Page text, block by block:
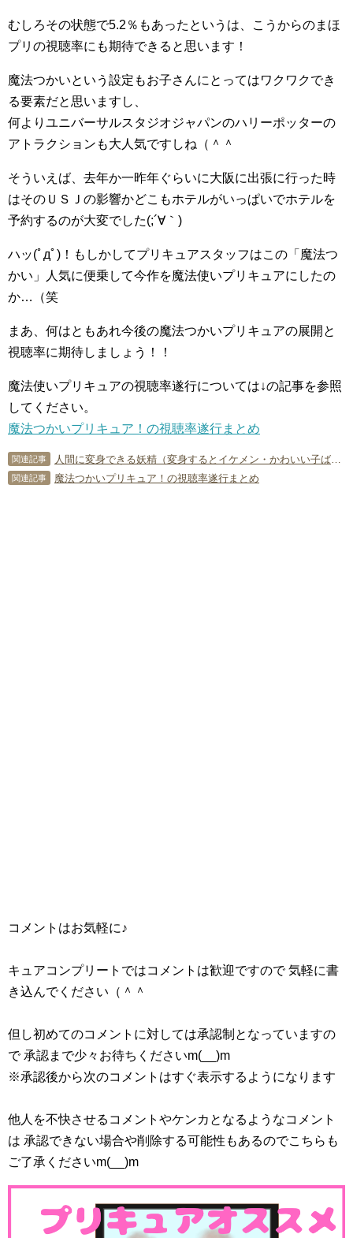
むしろその状態で5.2％もあったというは、こうからのまほ
プリの視聴率にも期待できると思います！
魔法つかいという設定もお子さんにとってはワクワクでき
る要素だと思いますし、
何よりユニバーサルスタジオジャパンのハリーポッターの
アトラクションも大人気ですしね（＾＾
そういえば、去年か一昨年ぐらいに大阪に出張に行った時
はそのＵＳＪの影響かどこもホテルがいっぱいでホテルを
予約するのが大変でした(;´∀｀)
ハッ(ﾟдﾟ)！もしかしてプリキュアスタッフはこの「魔法つ
かい」人気に便乗して今作を魔法使いプリキュアにしたの
か…（笑
まあ、何はともあれ今後の魔法つかいプリキュアの展開と
視聴率に期待しましょう！！
魔法使いプリキュアの視聴率遂行については↓の記事を参照
してください。
魔法つかいプリキュア！の視聴率遂行まとめ
関連記事
関連記事 魔法つかいプリキュア！の視聴率遂行まとめ
コメントはお気軽に♪
キュアコンプリートではコメントは歓迎ですので 気軽に書
き込んでください（＾＾
但し初めてのコメントに対しては承認制となっていますの
で 承認まで少々お待ちくださいm(__)m
※承認後から次のコメントはすぐ表示するようになります
他人を不快させるコメントやケンカとなるようなコメント
は 承認できない場合や削除する可能性もあるのでこちらも
ご了承くださいm(__)m